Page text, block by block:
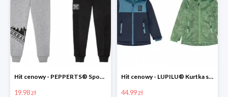
Hit cenowy - PEPPERTS® Spodnie dresowe chłopięce, 1 para
19.98 zł
Hit cenowy - LUPILU® Kurtka softshell chłopięca, 1 sztuka
44.99 zł